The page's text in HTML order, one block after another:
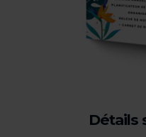
Détails